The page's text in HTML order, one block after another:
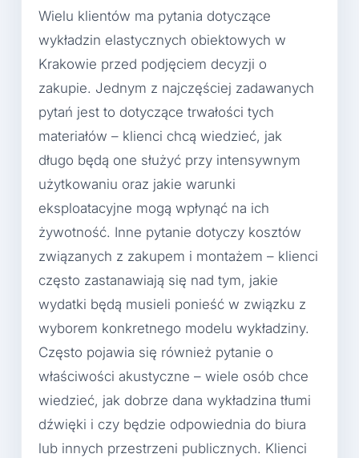
Wielu klientów ma pytania dotyczące
wykładzin elastycznych obiektowych w
Krakowie przed podjęciem decyzji o
zakupie. Jednym z najczęściej zadawanych
pytań jest to dotyczące trwałości tych
materiałów – klienci chcą wiedzieć, jak
długo będą one służyć przy intensywnym
użytkowaniu oraz jakie warunki
eksploatacyjne mogą wpłynąć na ich
żywotność. Inne pytanie dotyczy kosztów
związanych z zakupem i montażem – klienci
często zastanawiają się nad tym, jakie
wydatki będą musieli ponieść w związku z
wyborem konkretnego modelu wykładziny.
Często pojawia się również pytanie o
właściwości akustyczne – wiele osób chce
wiedzieć, jak dobrze dana wykładzina tłumi
dźwięki i czy będzie odpowiednia do biura
lub innych przestrzeni publicznych. Klienci